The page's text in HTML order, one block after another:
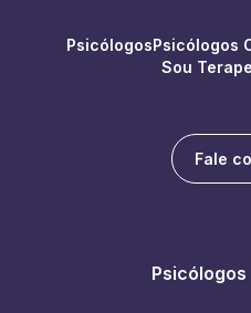
PsicólogosPsicólogos
Sou
Fale